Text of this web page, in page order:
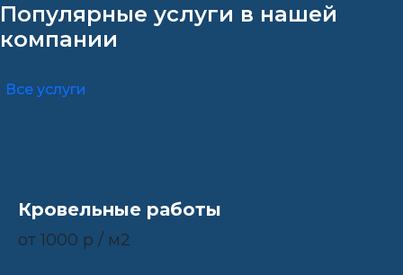
Популярные услуги в нашей
компании
Все услуги
Кровельные работы
от 1000 р / м2